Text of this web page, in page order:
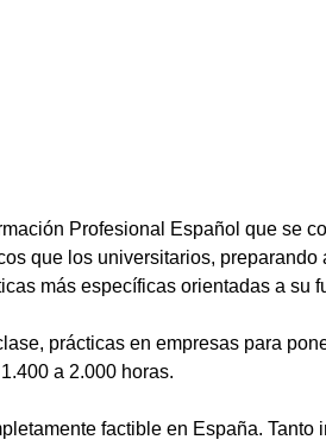
Profesional Español que se
que los universitarios, preparando
más específicas orientadas a su
prácticas en empresas para
a 2.000 horas.
factible en España. Tanto